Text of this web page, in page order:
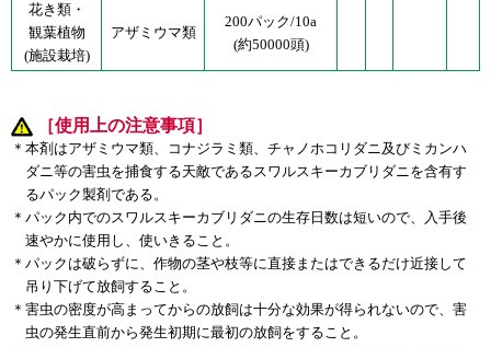
花き類・
観葉植物
(施設栽培)
アザミウマ類
200パック/10a
(約50000頭)
［使用上の注意事項］
＊ 本剤はアザミウマ類、コナジラミ類、チャノホコリダニ及びミカンハ
ダニ等の害虫を捕食する天敵であるスワルスキーカブリダニを含有す
るパック製剤である。
＊ パック内でのスワルスキーカブリダニの生存日数は短いので、入手後
速やかに使用し、使いきること。
＊ パックは破らずに、作物の茎や枝等に直接またはできるだけ近接して
吊り下げて放飼すること。
＊ 害虫の密度が高まってからの放飼は十分な効果が得られないので、害
虫の発生直前から発生初期に最初の放飼をすること。